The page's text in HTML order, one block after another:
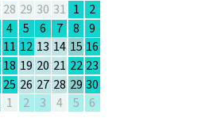
28 29 30 31 1
2
4 5 6 7 8
9
11 12 13 14 15 16
18 19 20 21 22 23
25 26 27 28 29 30
1 2 3 4 5 6